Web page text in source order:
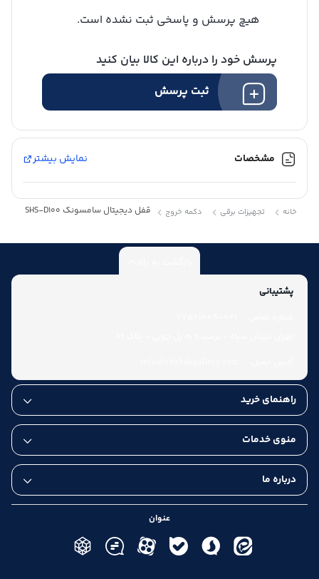
هیچ پرسش و پاسخی ثبت نشده است.
پرسش خود را درباره این کالا بیان کنید
ثبت پرسش
مشخصات نمایش بیشتر
خانه تجهیزات برقی دکمه خروج قفل دیجیتال سامسونگ SHS-D100
پشتیبانی
راهنمای خرید
منوی خدمات
درباره ما
عنوان